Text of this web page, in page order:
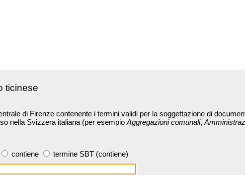
ticinese
di Firenze contenente i termini validi per la soggettazione di
nella Svizzera italiana (per esempio Aggregazioni comunali,
contiene termine SBT (contiene)